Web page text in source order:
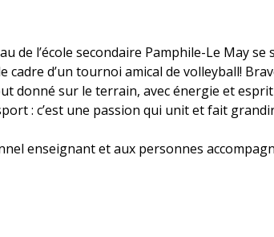
de l’école secondaire Pamphile-Le May
cadre d’un tournoi amical de volleyball!
donné sur le terrain, avec énergie et esprit
: c’est une passion qui unit et fait
enseignant et aux personnes